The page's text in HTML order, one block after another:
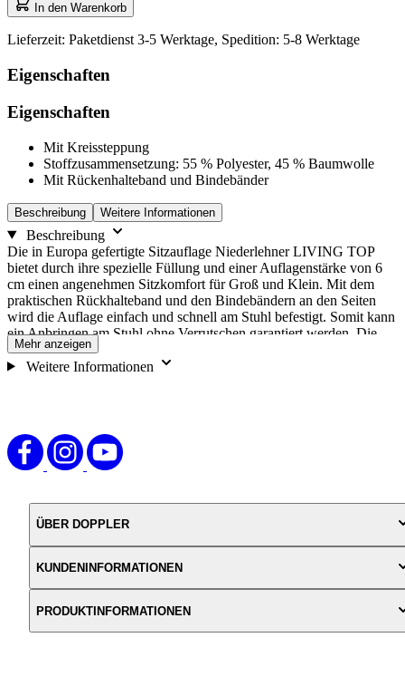
Auswahloption
zu
und
anschließend
Pfeiltasten,
zwischen
Optionen
wechseln.
auf
1
In den Warenkorb
Lieferzeit: Paketdienst 3-5 Werktage, Spedition: 5-8 Werktage
Eigenschaften
Eigenschaften
Mit Kreissteppung
Stoffzusammensetzung: 55 % Polyester, 45 % Baumwolle
Mit Rückenhalteband und Bindebänder
Beschreibung Weitere Informationen
Beschreibung
Die in Europa gefertigte Sitzauflage Niederlehner LIVING TOP
bietet durch ihre spezielle Füllung und einer Auflagenstärke von 6
cm einen angenehmen Sitzkomfort für Groß und Klein. Mit dem
praktischen Rückhalteband und den Bindebändern an den Seiten
wird die Auflage einfach und schnell am Stuhl befestigt. Somit kann
ein Anbringen am Stuhl ohne Verrutschen garantiert werden. Die
Auflage wird mit modernem Stehsaum und einer Kreissteppung
gefertigt, um der Sitzauflage ein zeitloses Design zu verleihen. Die
pflegeleicht. Maße können von den angegebenen Werten
produktionsbedingt abweichen.
Mehr anzeigen
Weitere Informationen
ÜBER DOPPLER
KUNDENINFORMATIONEN
PRODUKTINFORMATIONEN